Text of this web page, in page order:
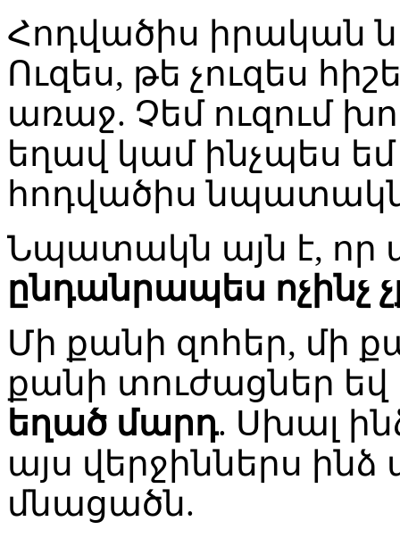
Հոդվածիս իրական
Ուզես, թե չուզես
առաջ. Չեմ ուզում
եղավ կամ ինչպես
հոդվածիս
Նպատակն այն է, որ
ընդանրապես ոչինչ
Մի քանի զոհեր, մի
քանի տուժացներ եվ
եղած մարդ. Սխալ
այս վերջիններս ինձ
մնացածն.